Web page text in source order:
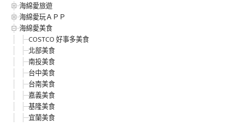
海綿愛旅遊
海綿愛玩ＡＰＰ
海綿愛美食
COSTCO 好事多美食
北部美食
南投美食
台中美食
台南美食
嘉義美食
基隆美食
宜蘭美食